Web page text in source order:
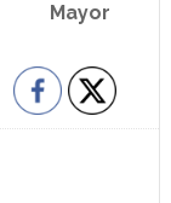
Mayor